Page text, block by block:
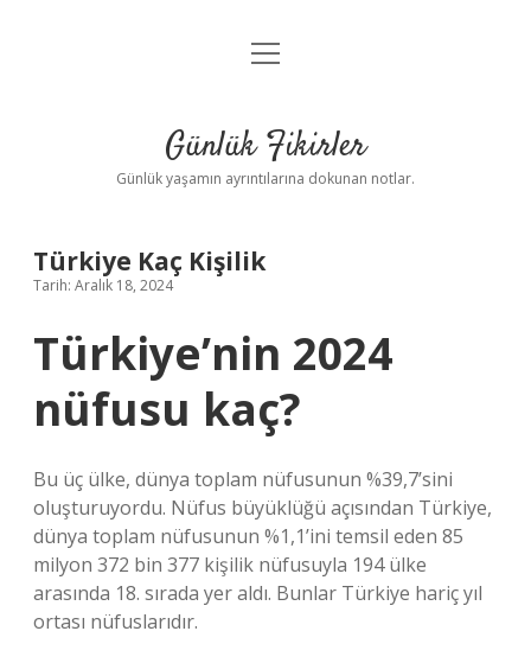
Anasayfa
Yasal Uyarı
menüyü
Günlük Fikirler
Günlük yaşamın ayrıntılarına dokunan notlar.
Türkiye Kaç Kişilik
Tarih: Aralık 18, 2024
Türkiye’nin 2024
nüfusu kaç?
Bu üç ülke, dünya toplam nüfusunun %39,7’sini
oluşturuyordu. Nüfus büyüklüğü açısından Türkiye,
dünya toplam nüfusunun %1,1’ini temsil eden 85
milyon 372 bin 377 kişilik nüfusuyla 194 ülke
arasında 18. sırada yer aldı. Bunlar Türkiye hariç yıl
ortası nüfuslarıdır.